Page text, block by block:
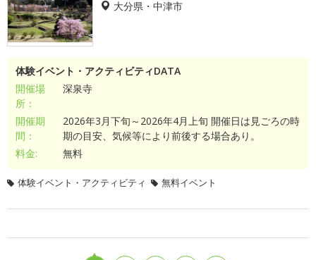
大分県・中津市
体験イベント・アクティビティDATA
開催場
所：
深泉寺
開催期
間：
2026年3月下旬～2026年4月上旬 開催日は見ごろの時
期の目安、気候等により前後する場合あり。
料金:
無料
体験イベント・アクティビティ 無料イベント